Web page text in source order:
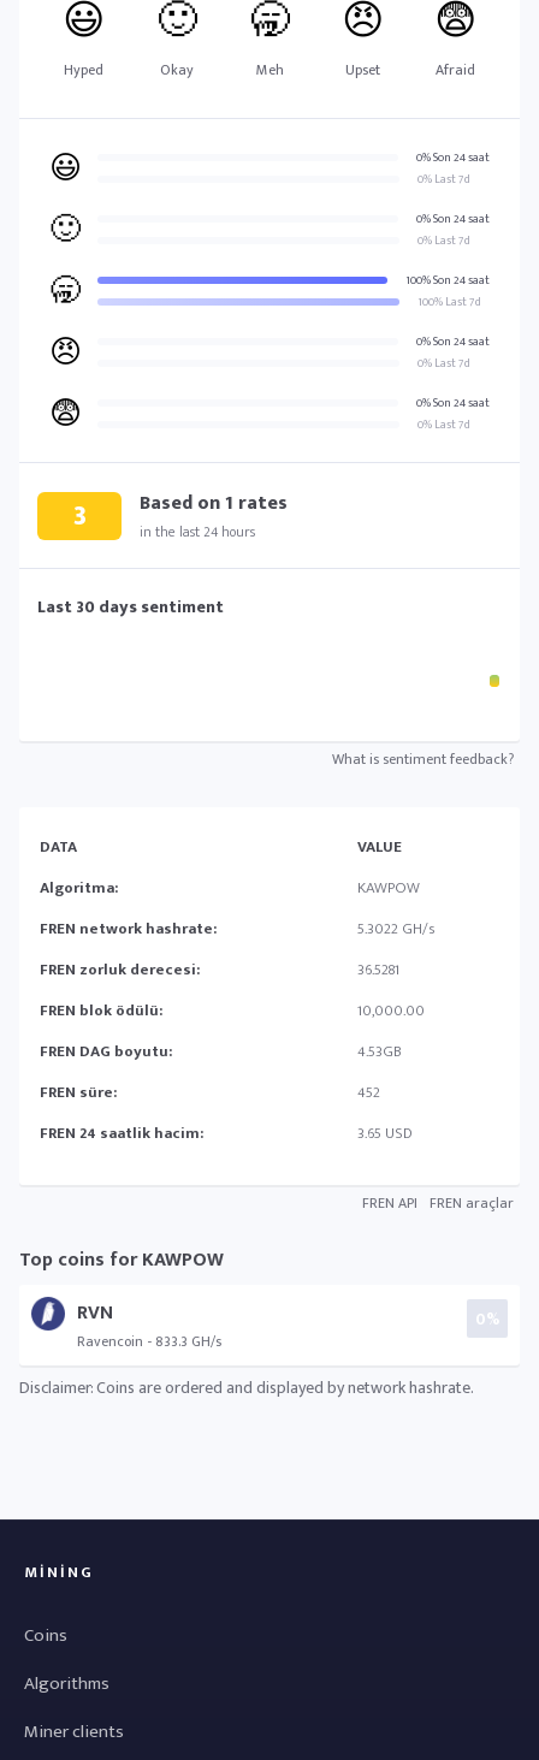
😃
Hyped
🙂
Okay
🥱
Meh
😠
Upset
😨
Afraid
😃
0% Son 24 saat
0% Last 7d
🙂
0% Son 24 saat
0% Last 7d
🥱
100% Son 24 saat
100% Last 7d
😠
0% Son 24 saat
0% Last 7d
😨
0% Son 24 saat
0% Last 7d
3 Based on1 rates
in the last 24 hours
Last 30 days sentiment
What is sentiment feedback?
DATA
VALUE
Algoritma:
KAWPOW
FREN network hashrate:
5.3022 GH/s
FREN zorluk derecesi:
36.5281
FREN blok ödülü:
10,000.00
FREN DAG boyutu:
4.53GB
FREN süre:
452
FREN 24 saatlik hacim:
3.65 USD
FREN API FREN araçlar
Top coins for KAWPOW
RVN
Ravencoin - 833.3 GH/s
0%
Disclaimer: Coins are ordered and displayed by network hashrate.
MINING
Coins
Algorithms
Miner clients